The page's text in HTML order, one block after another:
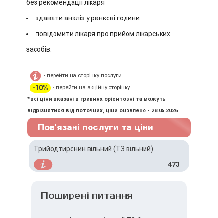
без рекомендації лікаря
здавати аналіз у ранкові години
повідомити лікаря про прийом лікарських
засобів.
- перейти на сторінку послуги
-10%
- перейти на акційну сторінку
*всі ціни вказані в гривнях орієнтовні та можуть
відрізнятися від поточних, ціни оновлено - 28.05.2026
Пов'язані послуги та ціни
Трийодтиронин вільний (T3 вільний)
473
Поширені питання